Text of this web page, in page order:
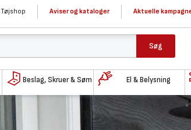
Tøjshop Aviser og kataloger Aktuelle
Søg
Beslag, Skruer & Søm El & Belysning